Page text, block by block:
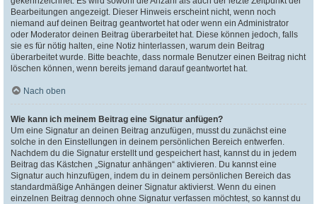
Bearbeitungen angezeigt. Dieser Hinweis erscheint nicht, wenn noch
niemand auf deinen Beitrag geantwortet hat oder wenn ein Administrator
oder Moderator deinen Beitrag überarbeitet hat. Diese können jedoch, falls
sie es für nötig halten, eine Notiz hinterlassen, warum dein Beitrag
überarbeitet wurde. Bitte beachte, dass normale Benutzer einen Beitrag nicht
löschen können, wenn bereits jemand darauf geantwortet hat.
Nach oben
Wie kann ich meinem Beitrag eine Signatur anfügen?
Um eine Signatur an deinen Beitrag anzufügen, musst du zunächst eine
solche in den Einstellungen in deinem persönlichen Bereich entwerfen.
Nachdem du die Signatur erstellt und gespeichert hast, kannst du in jedem
Beitrag das Kästchen „Signatur anhängen“ aktivieren. Du kannst eine
Signatur auch hinzufügen, indem du in deinem persönlichen Bereich das
standardmäßige Anhängen deiner Signatur aktivierst. Wenn du einen
einzelnen Beitrag dennoch ohne Signatur verfassen möchtest, so kannst du